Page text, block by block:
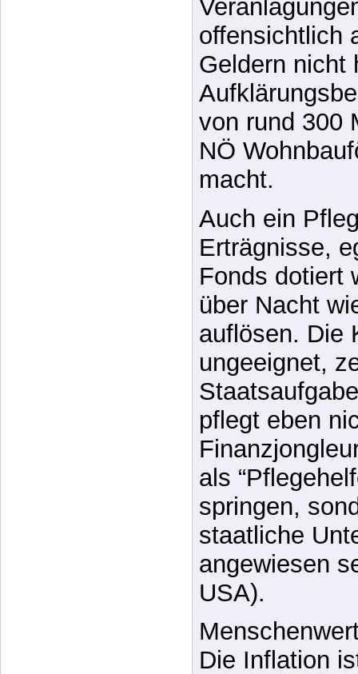
Rand des
offensichtlich
Geldern nicht
von rund 300
NÖ
macht.
Auch ein
Erträgnisse,
Fonds dotiert
über Nacht
auflösen. Die
ungeeignet,
pflegt eben
als
springen,
staatliche
angewiesen
USA).